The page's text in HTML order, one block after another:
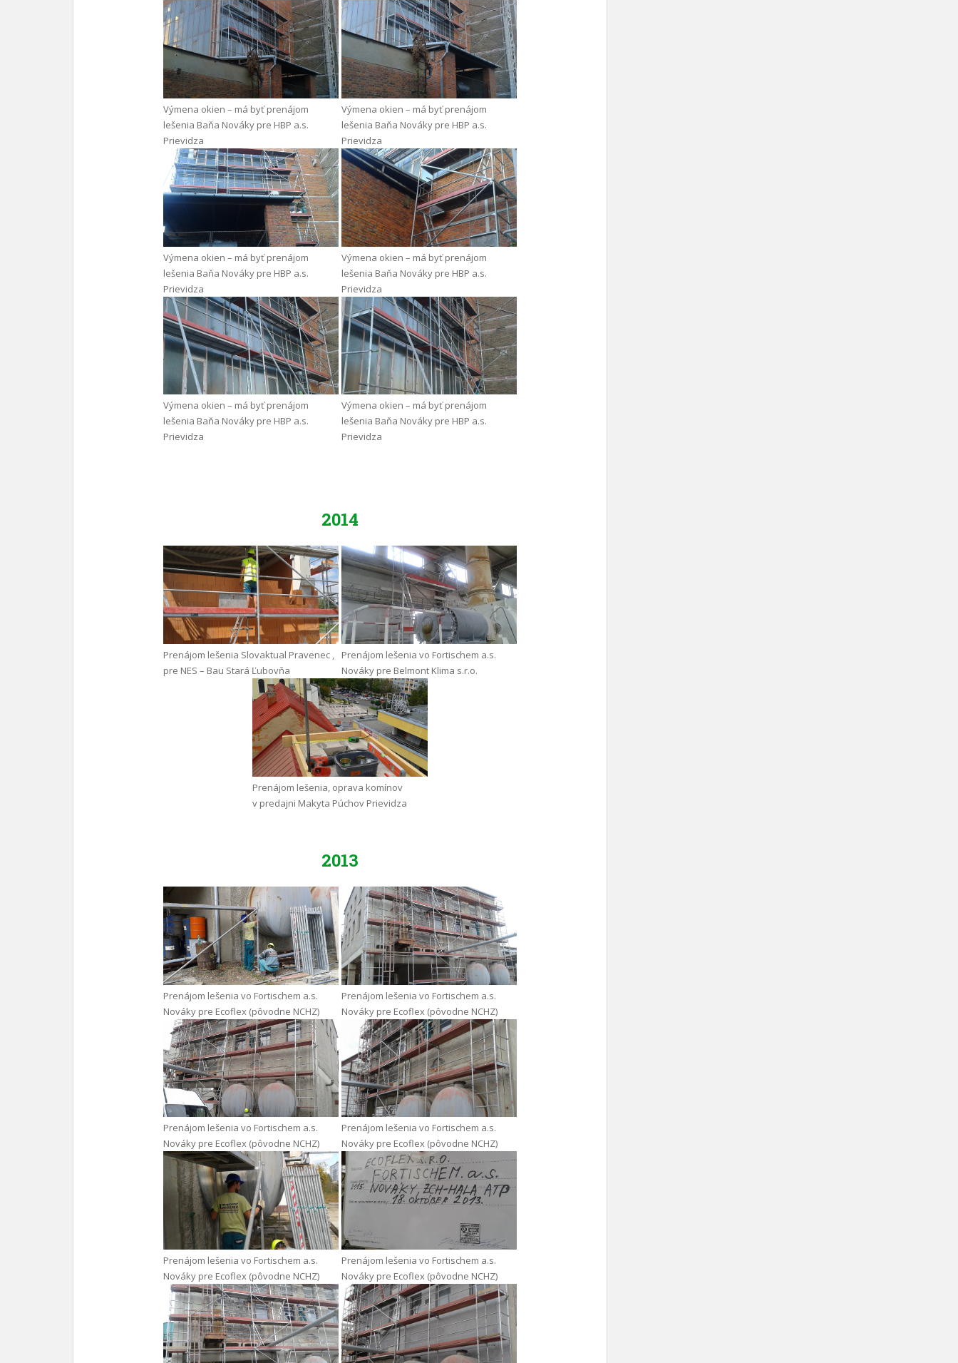
Výmena okien – má byť prenájom
lešenia Baňa Nováky pre HBP a.s.
Prievidza
Výmena okien – má byť prenájom
lešenia Baňa Nováky pre HBP a.s.
Prievidza
Výmena okien – má byť prenájom
lešenia Baňa Nováky pre HBP a.s.
Prievidza
Výmena okien – má byť prenájom
lešenia Baňa Nováky pre HBP a.s.
Prievidza
Výmena okien – má byť prenájom
lešenia Baňa Nováky pre HBP a.s.
Prievidza
Výmena okien – má byť prenájom
lešenia Baňa Nováky pre HBP a.s.
Prievidza
2014
Prenájom lešenia Slovaktual Pravenec ,
pre NES – Bau Stará Ľubovňa
Prenájom lešenia vo Fortischem a.s.
Nováky pre Belmont Klima s.r.o.
Prenájom lešenia, oprava komínov
v predajni Makyta Púchov Prievidza
2013
Prenájom lešenia vo Fortischem a.s.
Nováky pre Ecoflex (pôvodne NCHZ)
Prenájom lešenia vo Fortischem a.s.
Nováky pre Ecoflex (pôvodne NCHZ)
Prenájom lešenia vo Fortischem a.s.
Nováky pre Ecoflex (pôvodne NCHZ)
Prenájom lešenia vo Fortischem a.s.
Nováky pre Ecoflex (pôvodne NCHZ)
Prenájom lešenia vo Fortischem a.s.
Nováky pre Ecoflex (pôvodne NCHZ)
Prenájom lešenia vo Fortischem a.s.
Nováky pre Ecoflex (pôvodne NCHZ)